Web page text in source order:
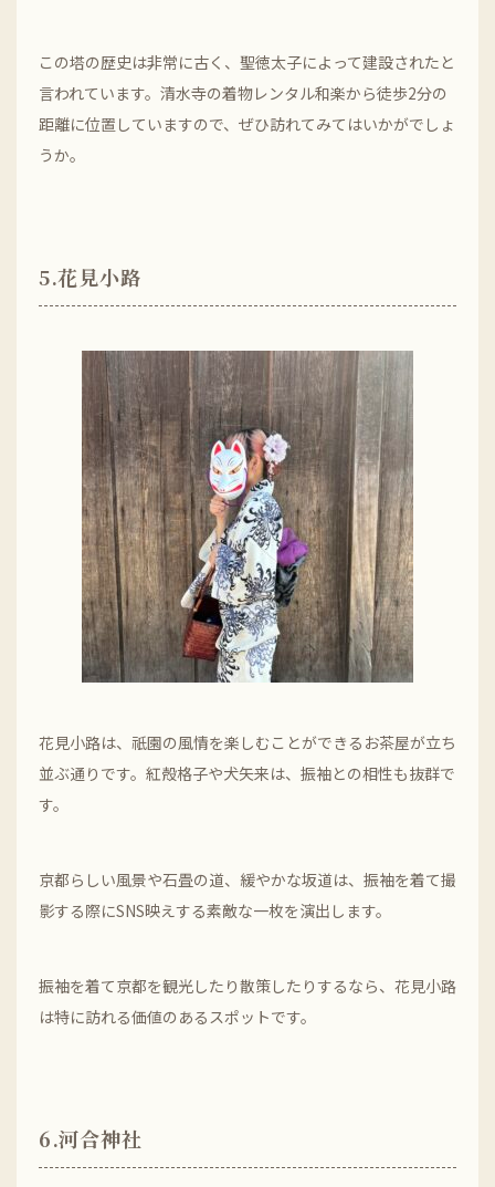
この塔の歴史は非常に古く、聖徳太子によって建設されたと
言われています。清水寺の着物レンタル和楽から徒歩2分の
距離に位置していますので、ぜひ訪れてみてはいかがでしょ
うか。
5.花見小路
花見小路は、祇園の風情を楽しむことができるお茶屋が立ち
並ぶ通りです。紅殻格子や犬矢来は、振袖との相性も抜群で
す。
京都らしい風景や石畳の道、緩やかな坂道は、振袖を着て撮
影する際にSNS映えする素敵な一枚を演出します。
振袖を着て京都を観光したり散策したりするなら、花見小路
は特に訪れる価値のあるスポットです。
6.河合神社